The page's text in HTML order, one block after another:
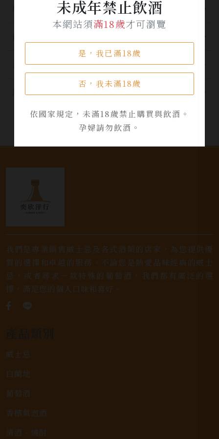
未成年禁止飲酒
本網站須滿18歲才可瀏覽
是，我已滿18歲
否，我未滿18歲
依國家規定，未滿18歲禁止購買與飲酒。
孕婦請勿飲酒。
酒品資訊
活動資訊
我們是專業銷售威士忌及各式酒類的店家，為您提供優
質的選擇和卓越的服務。不論您是熱愛品味經典的威士
忌，或者尋求一款特殊的葡萄酒，我們都有廣泛的選
擇，滿足您的個人口味和喜好。
威士忌
白蘭地
葡萄酒
香檳氣泡酒
清酒、燒酎